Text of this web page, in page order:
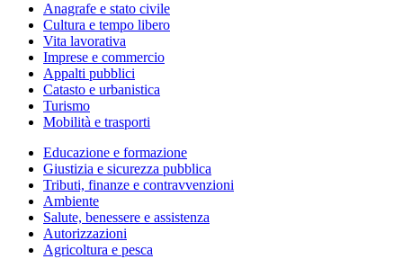
Anagrafe e stato civile
Cultura e tempo libero
Vita lavorativa
Imprese e commercio
Appalti pubblici
Catasto e urbanistica
Turismo
Mobilità e trasporti
Educazione e formazione
Giustizia e sicurezza pubblica
Tributi, finanze e contravvenzioni
Ambiente
Salute, benessere e assistenza
Autorizzazioni
Agricoltura e pesca